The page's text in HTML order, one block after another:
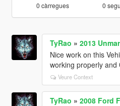
0 càrregues 0
TyRao » 2013
Nice work on this
working properly and
Veure Context
TyRao » 2008 Ford